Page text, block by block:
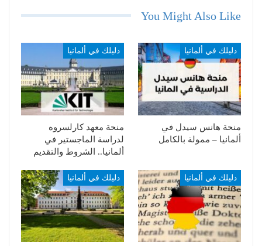
You Might Also Like
دليلك في ألمانيا
منحة هانس سيدل في
ألمانيا – ممولة بالكامل
دليلك في ألمانيا
منحة معهد كارلسروه
لدراسة الماجستير في
ألمانيا.. الشروط والتقديم
دليلك في ألمانيا دليلك في ألمانيا